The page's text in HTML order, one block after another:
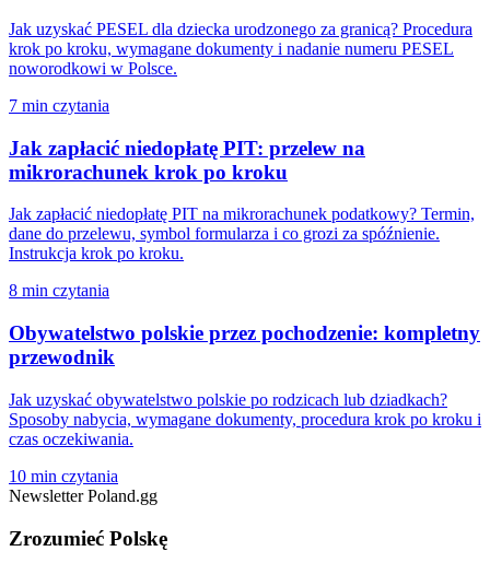
Jak uzyskać PESEL dla dziecka urodzonego za granicą? Procedura
krok po kroku, wymagane dokumenty i nadanie numeru PESEL
noworodkowi w Polsce.
7 min czytania
Jak zapłacić niedopłatę PIT: przelew na
mikrorachunek krok po kroku
Jak zapłacić niedopłatę PIT na mikrorachunek podatkowy? Termin,
dane do przelewu, symbol formularza i co grozi za spóźnienie.
Instrukcja krok po kroku.
8 min czytania
Obywatelstwo polskie przez pochodzenie: kompletny
przewodnik
Jak uzyskać obywatelstwo polskie po rodzicach lub dziadkach?
Sposoby nabycia, wymagane dokumenty, procedura krok po kroku i
czas oczekiwania.
10 min czytania
Newsletter Poland.gg
Zrozumieć Polskę